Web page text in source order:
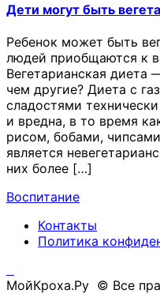
Дети могут быть
Ребенок может быть
людей приобщаются к
Вегетарианская
чем другие? Диета с
сладостями
и вредна, в то время
рисом, бобами,
является
них более […]
Воспитание
Контакты
Политика
МойКроха.Ру © Все